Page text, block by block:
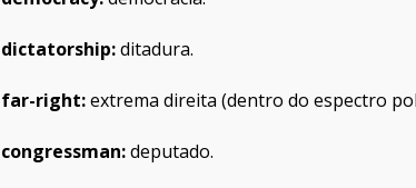
dictatorship:ditadura.
far-right:extrema direita (dentro do espectro
congressman:deputado.